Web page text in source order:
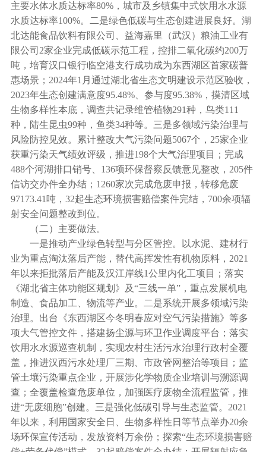
主要水体水质达标率80%，城市及乡镇集中式饮用水水源
水质达标率100%。二是绿色低碳与生态创建进展良好。湖
北达能食品饮料有限公司、益海嘉里（武汉）粮油工业有
限公司2家企业完成低碳示范工程，控排二氧化碳约200万
吨，培育汉口银行临空港支行成功成为东西湖区首家碳普
惠场景；2024年1月通过湖北省生态文明建设示范区验收，
2023年生态创建满意度95.48%、参与度95.38%，摸清区域
生物多样性本底，调查共记录维管植物291种，鸟类111
种，陆生昆虫99种，鱼类34种等。三是多领域污染治理与
风险防控见效。累计整改大气污染问题5067个，25家企业
获重污染天气绩效评级，推进198个大气治理项目；完成
488个河湖排口销号、136项环保督察反馈意见整改，205件
信访交办件全办结；1260家次完成危废申报，转移危废
97173.41吨，32起生态环境损害赔偿案件完结，700余项辐
射安全问题整改到位。
（二）主要做法。
一是推动产业绿色转型与分区管控。以水泥、建材行
业为重点淘汰落后产能，替代高挥发性有机物原料，2021
年以来拒批落后产能及汉江岸线1公里内化工项目；落实
《湖北省主体功能区规划》及“三线一单”，重点发展机电
制造、食品加工、物流等产业。二是系统开展多领域污染
治理。出台《东西湖区今冬明春应对空气污染措施》等多
项大气管控文件，搭建扬尘源与环卫作业调度平台；落实
饮用水水源巡查机制，实现农村生活污水治理行政村全覆
盖，推进汉西污水处理厂三期、市政管网整治等项目；监
管土壤污染重点企业，开展涉化学物质企业培训与溯源调
查；全覆盖检查危废单位，加强医疗废物全流程监管，推
进“无废细胞”创建。三是强化低碳引导与生态监管。2021
年以来，利用国家安全日、生物多样性日等节点举办20余
场环保宣传活动，发放资料万余份；探索“生态环境损害赔